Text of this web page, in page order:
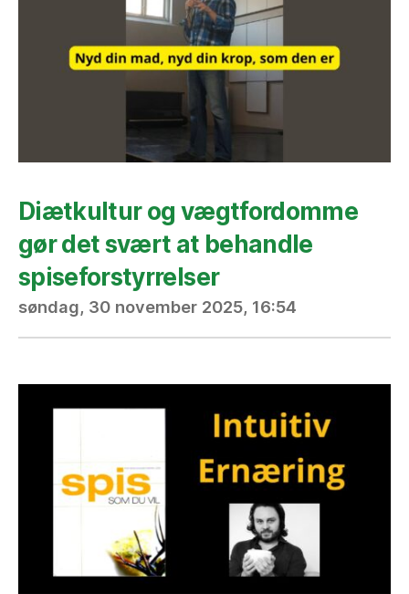
Diætkultur og vægtfordomme
gør det svært at behandle
spiseforstyrrelser
søndag, 30 november 2025, 16:54